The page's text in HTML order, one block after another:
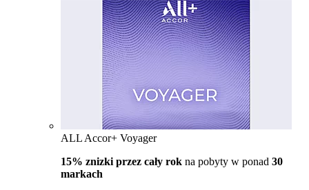
ALL Accor+ Voyager
15% znizki przez cały rok na pobyty w ponad 30
markach